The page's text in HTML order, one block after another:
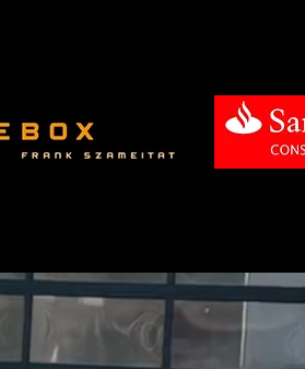
vorbereitet und für den
und sparen Zeit sowie
echte Power erleben
zu erwerben – es ist eine
Performance